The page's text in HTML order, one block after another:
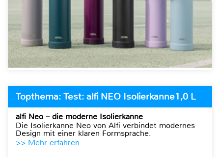
Topthema: Test: alfi NEO Isolierkanne1,0 L
alfi Neo – die moderne Isolierkanne
Die Isolierkanne Neo von Alfi verbindet modernes
Design mit einer klaren Formsprache.
>> Mehr erfahren